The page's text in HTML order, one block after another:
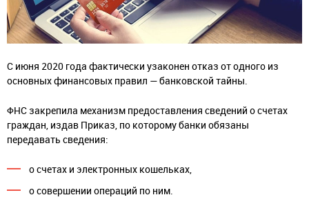
С июня 2020 года фактически узаконен отказ от одного из
основных финансовых правил — банковской тайны.
ФНС закрепила механизм предоставления сведений о счетах
граждан, издав Приказ, по которому банки обязаны
передавать сведения:
о счетах и электронных кошельках,
о совершении операций по ним.